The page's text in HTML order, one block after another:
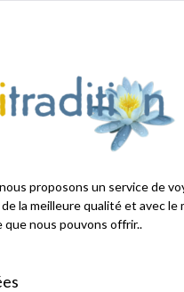
proposons un service de
de la meilleure qualité et avec le
que nous pouvons offrir..